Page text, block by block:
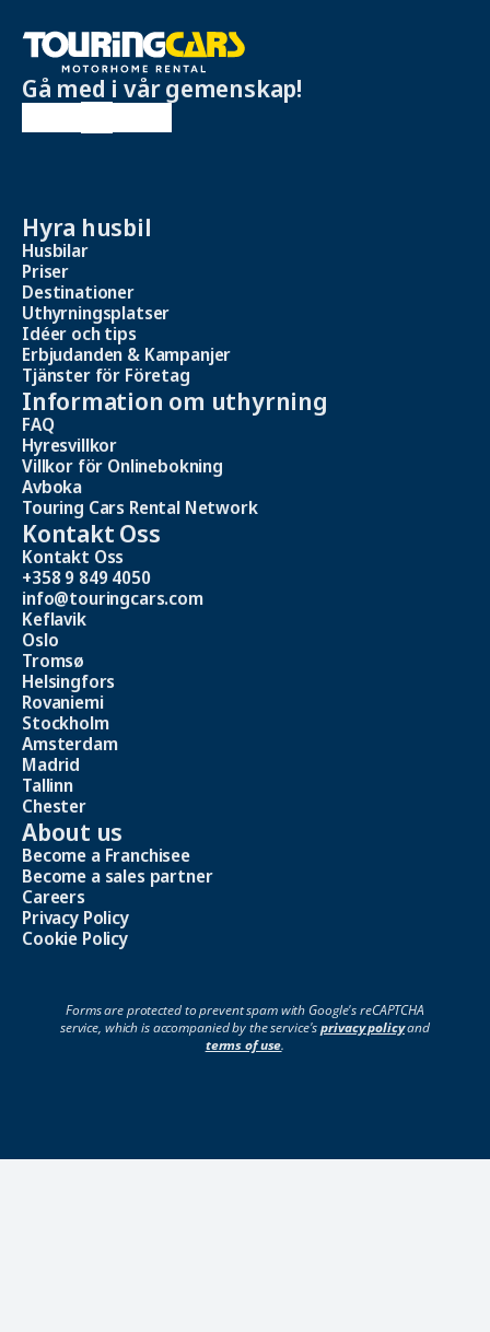
Gå med i vår gemenskap!
Hyra husbil
Husbilar
Priser
Destinationer
Uthyrningsplatser
Idéer och tips
Erbjudanden & Kampanjer
Tjänster för Företag
Information om uthyrning
FAQ
Hyresvillkor
Villkor för Onlinebokning
Avboka
Touring Cars Rental Network
Kontakt Oss
Kontakt Oss
+358 9 849 4050
info@touringcars.com
Keflavik
Oslo
Tromsø
Helsingfors
Rovaniemi
Stockholm
Amsterdam
Madrid
Tallinn
Chester
About us
Become a Franchisee
Become a sales partner
Careers
Privacy Policy
Cookie Policy
Forms are protected to prevent spam with Google's reCAPTCHA
service, which is accompanied by the service'sprivacy policyand
terms of use.